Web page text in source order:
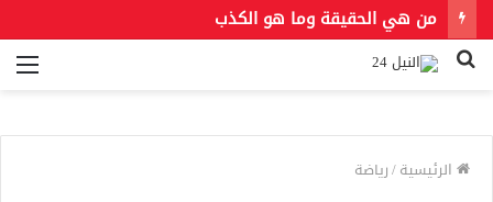
من هي الحقيقة وما هو الكذب
بحث
الرئيسية/رياضة